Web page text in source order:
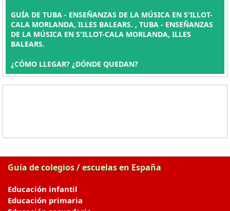
GUÍA DE TUBA - ENSEÑANZAS DE LA MÚSICA EN S'ILLOT-
CALA MORLANDA, ILLES BALEARS. , TUBA - ENSEÑANZAS
DE LA MÚSICA EN S'ILLOT-CALA MORLANDA, ILLES
BALEARS.
¿CÓMO LLEGAR? ¿DÓNDE QUEDAN?
Guía de colegios / escuelas en España
Educación infantil
Educación primaria